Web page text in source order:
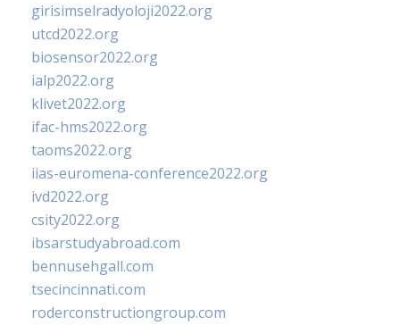
girisimselradyoloji2022.org
utcd2022.org
biosensor2022.org
ialp2022.org
klivet2022.org
ifac-hms2022.org
taoms2022.org
iias-euromena-conference2022.org
ivd2022.org
csity2022.org
ibsarstudyabroad.com
bennusehgall.com
tsecincinnati.com
roderconstructiongroup.com